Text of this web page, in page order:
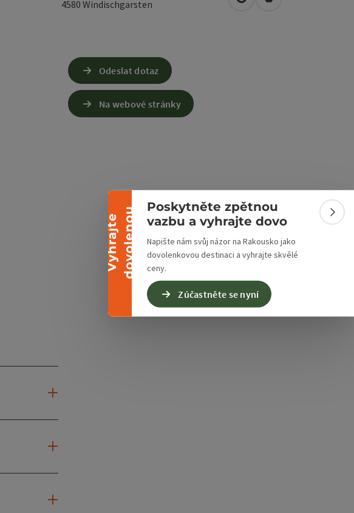
V
y
h
r
a
j
t
e
d
o
v
o
l
e
n
ou
Sbalit banner
Poskytněte zpětnou
vazbu a vyhrajte dovo
Napište nám svůj názor na Rakousko jako
dovolenkovou destinaci a vyhrajte skvělé
ceny.
Zúčastněte se nyní
4580 Windischgarsten Otevřít v Mapách Google
Otevřít v Mapách
Odeslat dotaz
Na webové stránky